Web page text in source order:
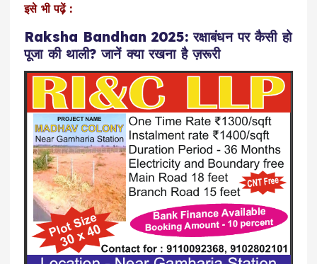
इसे भी पढ़ें :
Raksha Bandhan 2025: रक्षाबंधन पर कैसी हो
पूजा की थाली? जानें क्या रखना है ज़रूरी